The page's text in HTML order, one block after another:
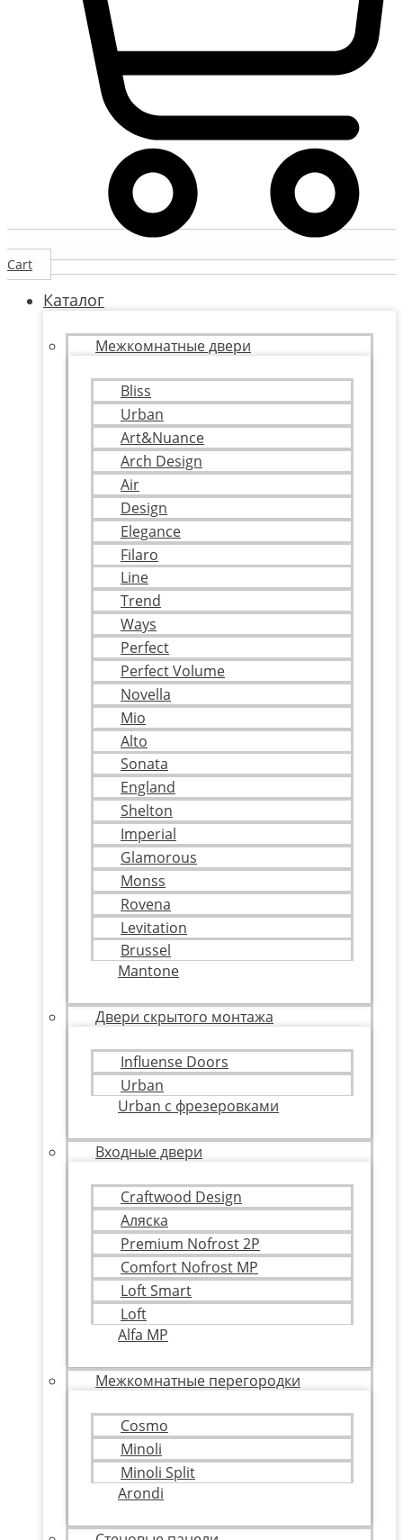
Cart
Каталог
Межкомнатные двери
Bliss
Urban
Art&Nuance
Arch Design
Air
Design
Elegance
Filaro
Line
Trend
Ways
Perfect
Perfect Volume
Novella
Mio
Alto
Sonata
England
Shelton
Imperial
Glamorous
Monss
Rovena
Levitation
Brussel
Mantone
Двери скрытого монтажа
Influense Doors
Urban
Urban с фрезеровками
Входные двери
Craftwood Design
Аляска
Premium Nofrost 2P
Comfort Nofrost MP
Loft Smart
Loft
Alfa MP
Межкомнатные перегородки
Cosmo
Minoli
Minoli Split
Arondi